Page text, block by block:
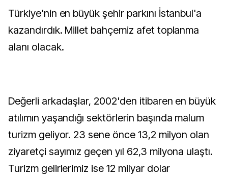
Türkiye'nin en büyük şehir parkını İstanbul'a
kazandırdık. Millet bahçemiz afet toplanma
alanı olacak.
Değerli arkadaşlar, 2002'den itibaren en büyük
atılımın yaşandığı sektörlerin başında malum
turizm geliyor. 23 sene önce 13,2 milyon olan
ziyaretçi sayımız geçen yıl 62,3 milyona ulaştı.
Turizm gelirlerimiz ise 12 milyar dolar